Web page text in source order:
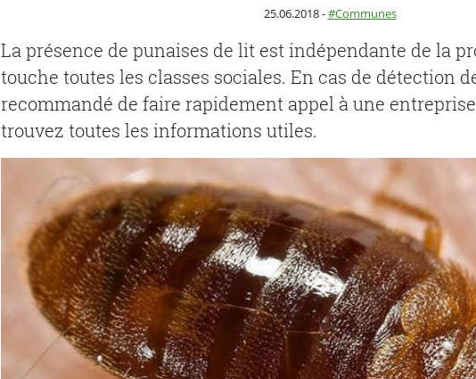
Publié le
25.06.2018-Catégorie :
Communes
La présence de punaises de lit est indépendante de la
touche toutes les classes sociales. En cas de détection
recommandé de faire rapidement appel à une
trouvez toutes les informations utiles.